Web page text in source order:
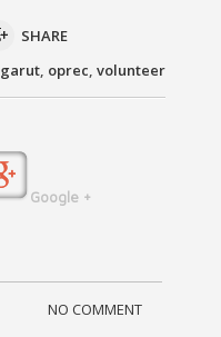
SHARE
garut, oprec, volunteer
Google +
NO COMMENT